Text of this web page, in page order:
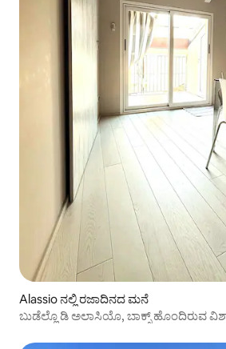
Alassio ನಲ್ಲಿ ರಜಾದಿನದ ಮನೆ
ಬುಡೆಲ್ಲೊ ಡಿ ಅಲಾಸಿಯೊ, ಬಾಕ್ಸ್ ಹೊಂದಿರುವ